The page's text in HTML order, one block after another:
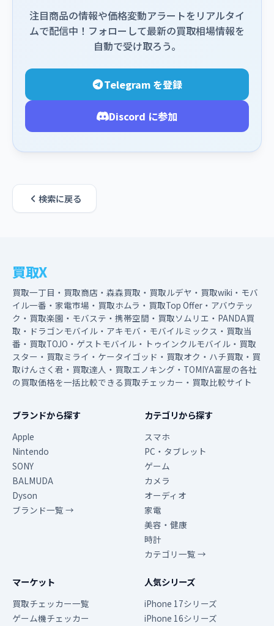
注目商品の情報や価格変動アラートをリアルタイ
ムで配信中！フォローして最新の買取相場情報を
自動で受け取ろう。
Telegram を登録
Discord に参加
検索に戻る
買取X
買取一丁目・買取商店・森森買取・買取ルデヤ・買取wiki・モバ
イル一番・家電市場・買取ホムラ・買取Top Offer・アバウテッ
ク・買取楽園・モバステ・携帯空間・買取ソムリエ・PANDA買
取・ドラゴンモバイル・アキモバ・モバイルミックス・買取当
番・買取TOJO・ゲストモバイル・トゥインクルモバイル・買取
スター・買取ミライ・ケータイゴッド・買取オク・ハチ買取・買
取けんさく君・買取達人・買取エノキング・TOMIYA富屋の各社
の買取価格を一括比較できる買取チェッカー・買取比較サイト
ブランドから探す
Apple
Nintendo
SONY
BALMUDA
Dyson
ブランド一覧 →
カテゴリから探す
スマホ
PC・タブレット
ゲーム
カメラ
オーディオ
家電
美容・健康
時計
カテゴリ一覧 →
マーケット
買取チェッカー一覧
ゲーム機チェッカー
人気シリーズ
iPhone 17シリーズ
iPhone 16シリーズ